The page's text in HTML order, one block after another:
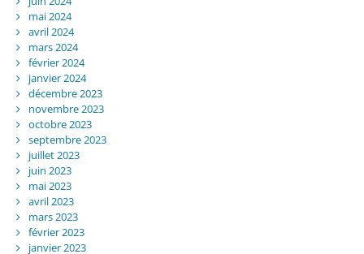
mai 2024
avril 2024
mars 2024
février 2024
janvier 2024
décembre 2023
novembre 2023
octobre 2023
septembre 2023
juillet 2023
juin 2023
mai 2023
avril 2023
mars 2023
février 2023
janvier 2023